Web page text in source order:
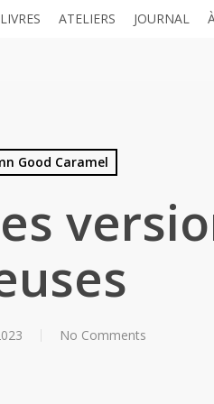
LIVRES ATELIERS JOURNAL
Good Caramel
No Comments